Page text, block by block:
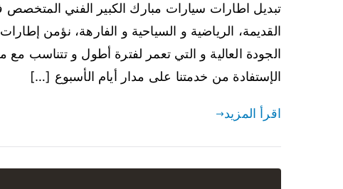
تبديل اطارات سيارات مبارك الكبير الفني المتخصص
القديمة، الرياضية و السياحية و الفارهة، نؤمن
الجودة العالية و التي تعمر لفترة أطول و تتناسب
الإستفادة من خدمتنا على مدار أيام الأسبوع […]
اقرأ المزيد